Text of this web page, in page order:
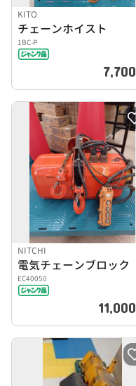
KITO
チェーンホイスト
1BC-P
7,700
NITCHI
電気チェーンブロック
EC40050
11,000